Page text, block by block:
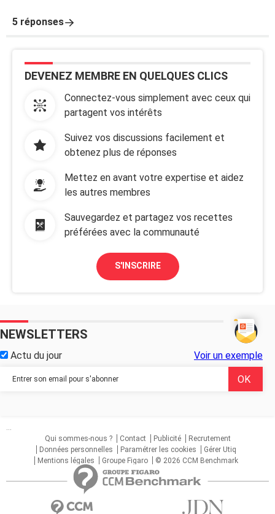
5 réponses
DEVENEZ MEMBRE EN QUELQUES CLICS
Connectez-vous simplement avec ceux qui
partagent vos intérêts
Suivez vos discussions facilement et
obtenez plus de réponses
Mettez en avant votre expertise et aidez
les autres membres
Sauvegardez et partagez vos recettes
préférées avec la communauté
S'INSCRIRE
NEWSLETTERS
Actu du jour Voir un exemple
...
Qui sommes-nous ?
Contact Publicité
Recrutement
Données personnelles
Paramétrer les cookies
Gérer Utiq
Mentions légales
Groupe Figaro © 2026 CCM Benchmark